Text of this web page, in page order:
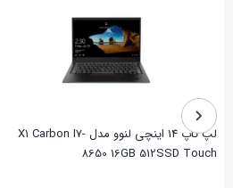
لپ تاپ 14 اینچی لنوو مدل X1 Carbon I7-
8650 16GB 512SSD Touch